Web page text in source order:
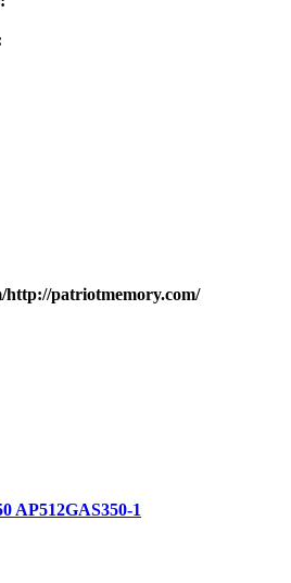
patriotmemory.com/
AP512GAS350-1